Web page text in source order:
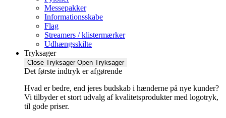
Messepakker
Informationsskabe
Flag
Streamers / klistermærker
Udhængsskilte
Tryksager
Close Tryksager Open Tryksager
Det første indtryk er afgørende
Hvad er bedre, end jeres budskab i hænderne på nye kunder?
Vi tilbyder et stort udvalg af kvalitetsprodukter med logotryk,
til gode priser.